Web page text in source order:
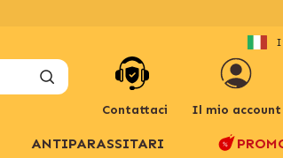
Contattaci Il mio account
ANTIPARASSITARI